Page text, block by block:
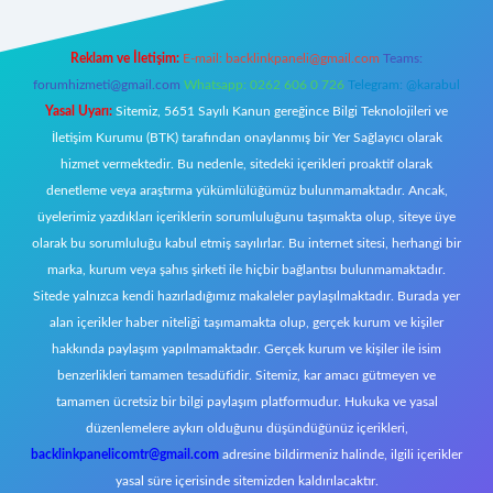
Reklam ve İletişim: E-mail: backlinkpaneli@gmail.com Teams:
forumhizmeti@gmail.com Whatsapp: 0262 606 0 726 Telegram: @karabul
Yasal Uyarı: Sitemiz, 5651 Sayılı Kanun gereğince Bilgi Teknolojileri ve
İletişim Kurumu (BTK) tarafından onaylanmış bir Yer Sağlayıcı olarak
hizmet vermektedir. Bu nedenle, sitedeki içerikleri proaktif olarak
denetleme veya araştırma yükümlülüğümüz bulunmamaktadır. Ancak,
üyelerimiz yazdıkları içeriklerin sorumluluğunu taşımakta olup, siteye üye
olarak bu sorumluluğu kabul etmiş sayılırlar. Bu internet sitesi, herhangi bir
marka, kurum veya şahıs şirketi ile hiçbir bağlantısı bulunmamaktadır.
Sitede yalnızca kendi hazırladığımız makaleler paylaşılmaktadır. Burada yer
alan içerikler haber niteliği taşımamakta olup, gerçek kurum ve kişiler
hakkında paylaşım yapılmamaktadır. Gerçek kurum ve kişiler ile isim
benzerlikleri tamamen tesadüfidir. Sitemiz, kar amacı gütmeyen ve
tamamen ücretsiz bir bilgi paylaşım platformudur. Hukuka ve yasal
düzenlemelere aykırı olduğunu düşündüğünüz içerikleri,
backlinkpanelicomtr@gmail.com adresine bildirmeniz halinde, ilgili içerikler
yasal süre içerisinde sitemizden kaldırılacaktır.